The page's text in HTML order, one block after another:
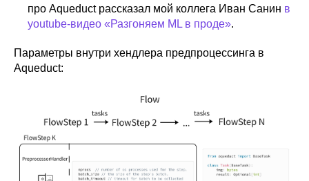
про Aqueduct рассказал мой коллега Иван Санин в
youtube-видео «Разгоняем ML в проде».
Параметры внутри хендлера предпроцессинга в
Aqueduct: